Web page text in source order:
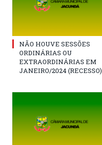
NÃO HOUVE SESSÕES
ORDINÁRIAS OU
EXTRAORDINÁRIAS EM
JANEIRO/2024 (RECESSO)